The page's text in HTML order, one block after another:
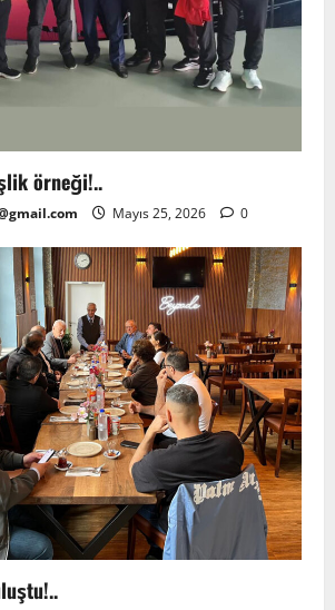
örneği!..
Mayıs 25, 2026 0